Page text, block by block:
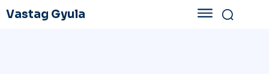
Vastag Gyula